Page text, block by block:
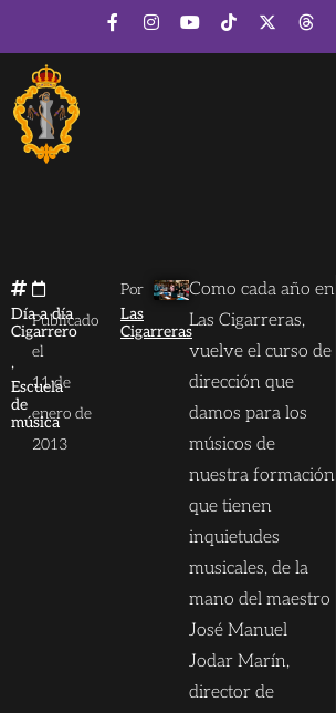
Día a día
Cigarrero
,
Escuela
de
música
Publicado
el
11 de
enero de
2013
Por
Las
Cigarreras
Como cada año en
Las Cigarreras,
vuelve el curso de
dirección que
damos para los
músicos de
nuestra formación
que tienen
inquietudes
musicales, de la
mano del maestro
José Manuel
Jodar Marín,
director de